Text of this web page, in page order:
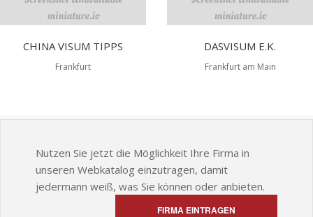
CHINA VISUM TIPPS
Frankfurt
DASVISUM E.K.
Frankfurt am Main
Nutzen Sie jetzt die Möglichkeit Ihre Firma in
unseren Webkatalog einzutragen, damit
jedermann weiß, was Sie können oder anbieten.
FIRMA EINTRAGEN